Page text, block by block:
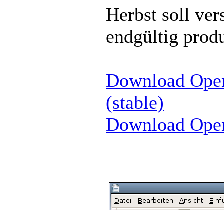
Herbst soll
endgültig
Download
(stable)
Download